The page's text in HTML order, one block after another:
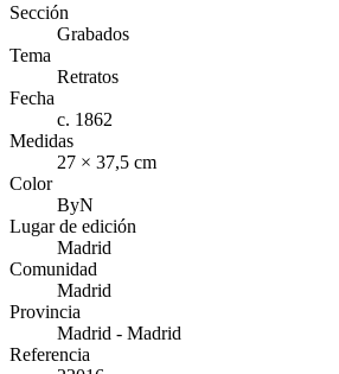
Sección
Grabados
Tema
Retratos
Fecha
c. 1862
Medidas
27 × 37,5 cm
Color
ByN
Lugar de edición
Madrid
Comunidad
Madrid
Provincia
Madrid - Madrid
Referencia